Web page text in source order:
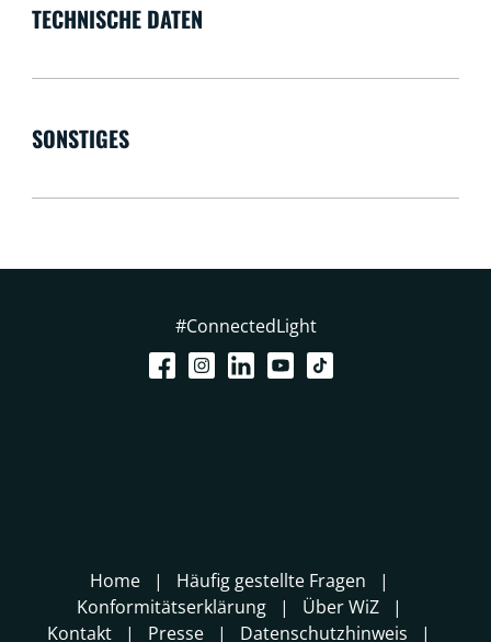
TECHNISCHE DATEN
SONSTIGES
#ConnectedLight
Home
Häufig gestellte Fragen
Konformitätserklärung
Über WiZ
Kontakt
Presse Datenschutzhinweis